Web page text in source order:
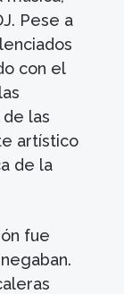
Pese a
con el
las
artístico
de la
fue